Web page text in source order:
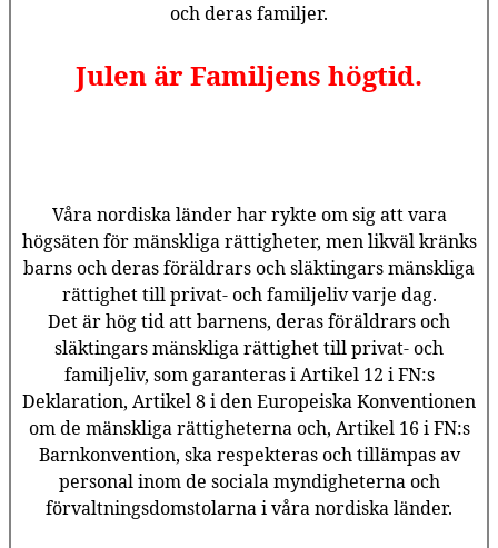
och deras familjer.
Julen är Familjens högtid.
Våra nordiska länder har rykte om sig att vara
högsäten för mänskliga rättigheter, men likväl kränks
barns och deras föräldrars och släktingars mänskliga
rättighet till privat- och familjeliv varje dag.
Det är hög tid att barnens, deras föräldrars och
släktingars mänskliga rättighet till privat- och
familjeliv, som garanteras i Artikel 12 i FN:s
Deklaration, Artikel 8 i den Europeiska Konventionen
om de mänskliga rättigheterna och, Artikel 16 i FN:s
Barnkonvention, ska respekteras och tillämpas av
personal inom de sociala myndigheterna och
förvaltningsdomstolarna i våra nordiska länder.